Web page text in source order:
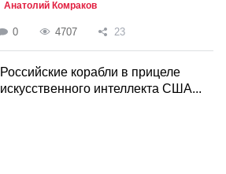
Анатолий Комраков
0 4707 23
Российские корабли в прицеле
искусственного интеллекта США...